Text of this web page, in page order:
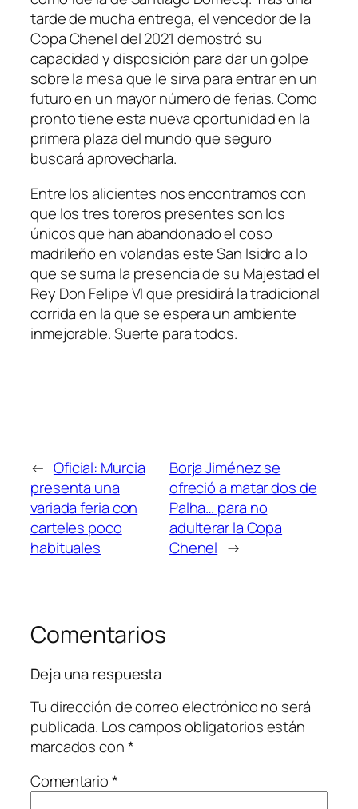
tarde de mucha entrega, el vencedor de la
Copa Chenel del 2021 demostró su
capacidad y disposición para dar un golpe
sobre la mesa que le sirva para entrar en un
futuro en un mayor número de ferias. Como
pronto tiene esta nueva oportunidad en la
primera plaza del mundo que seguro
buscará aprovecharla.
Entre los alicientes nos encontramos con
que los tres toreros presentes son los
únicos que han abandonado el coso
madrileño en volandas este San Isidro a lo
que se suma la presencia de su Majestad el
Rey Don Felipe VI que presidirá la tradicional
corrida en la que se espera un ambiente
inmejorable. Suerte para todos.
← Oficial: Murcia
presenta una
variada feria con
carteles poco
habituales
Borja Jiménez se
ofreció a matar dos de
Palha… para no
adulterar la Copa
Chenel →
Comentarios
Deja una respuesta
Tu dirección de correo electrónico no será
publicada. Los campos obligatorios están
marcados con*
Comentario*